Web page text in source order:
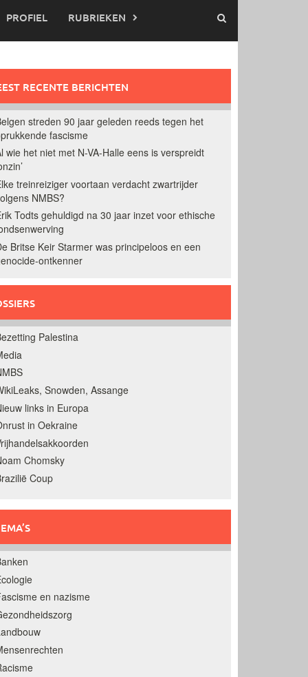
PROFIEL RUBRIEKEN
RECENTE BERICHTEN
streden 90 jaar geleden reeds tegen het
fascisme
wie het niet met N-VA-Halle eens is verspreidt
treinreiziger voortaan verdacht zwartrijder
NMBS?
Todts gehuldigd na 30 jaar inzet voor ethische
Britse Keir Starmer was principeloos en een
ontkenner
Palestina
Snowden, Assange
links in Europa
in Oekraine
Chomsky
Coup
en nazisme